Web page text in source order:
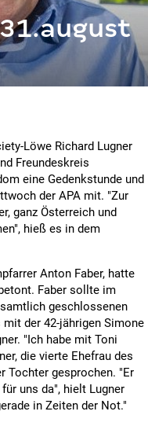
Löwe Richard Lugner
Freundeskreis
eine Gedenkstunde und
der APA mit. "Zur
ganz Österreich und
hieß es in dem
Anton Faber, hatte
Faber sollte im
geschlossenen
der 42-jährigen Simone
"Ich habe mit Toni
die vierte Ehefrau des
Tochter gesprochen. "Er
uns da", hielt Lugner
in Zeiten der Not."